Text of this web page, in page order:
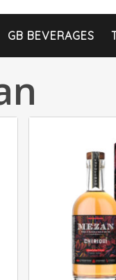
GB BEVERAGES